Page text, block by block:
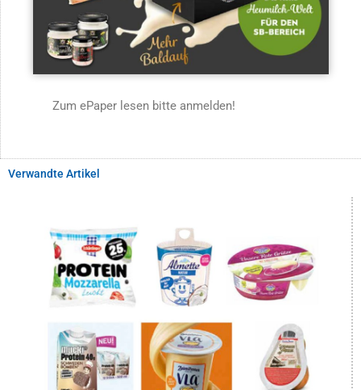
Zum ePaper lesen bitte anmelden!
Verwandte Artikel